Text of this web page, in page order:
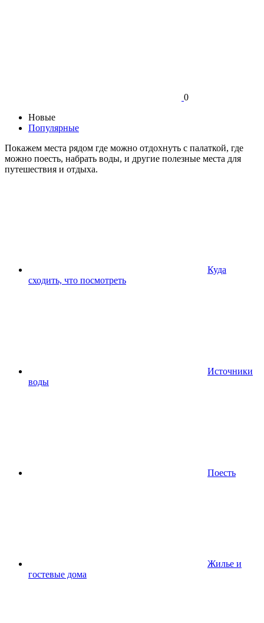
0
Новые
Популярные
Покажем места рядом где можно отдохнуть с палаткой, где
можно поесть, набрать воды, и другие полезные места для
путешествия и отдыха.
Куда
сходить, что посмотреть
Источники
воды
Поесть
Жилье и
гостевые дома